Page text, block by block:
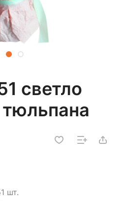
светло
шт.